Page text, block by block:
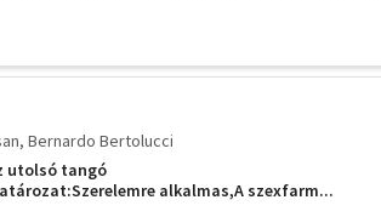
Bernardo Bertolucci
utolsó tangó
alkalmas,A szexfarm...